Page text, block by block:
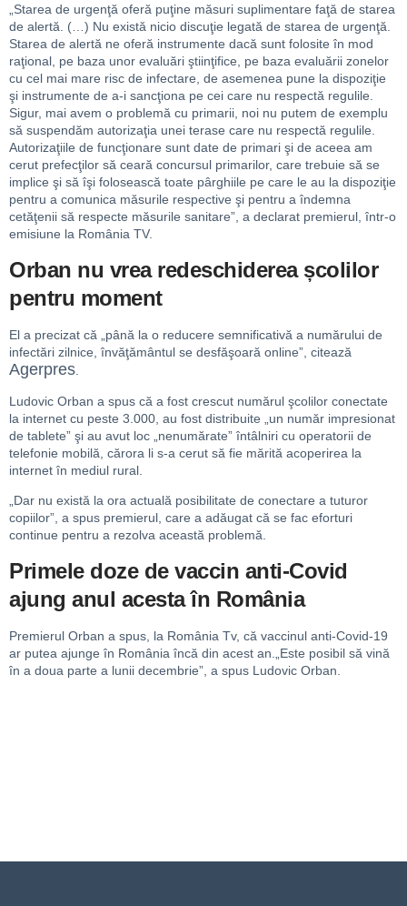
„Starea de urgenţă oferă puţine măsuri suplimentare faţă de starea
de alertă. (…) Nu există nicio discuţie legată de starea de urgenţă.
Starea de alertă ne oferă instrumente dacă sunt folosite în mod
raţional, pe baza unor evaluări ştiinţifice, pe baza evaluării zonelor
cu cel mai mare risc de infectare, de asemenea pune la dispoziţie
şi instrumente de a-i sancţiona pe cei care nu respectă regulile.
Sigur, mai avem o problemă cu primarii, noi nu putem de exemplu
să suspendăm autorizaţia unei terase care nu respectă regulile.
Autorizaţiile de funcţionare sunt date de primari şi de aceea am
cerut prefecţilor să ceară concursul primarilor, care trebuie să se
implice şi să îşi folosească toate pârghiile pe care le au la dispoziţie
pentru a comunica măsurile respective şi pentru a îndemna
cetăţenii să respecte măsurile sanitare”, a declarat premierul, într-o
emisiune la România TV.
Orban nu vrea redeschiderea școlilor
pentru moment
El a precizat că „până la o reducere semnificativă a numărului de
infectări zilnice, învăţământul se desfăşoară online”, citează
Agerpres.
Ludovic Orban a spus că a fost crescut numărul şcolilor conectate
la internet cu peste 3.000, au fost distribuite „un număr impresionat
de tablete” şi au avut loc „nenumărate” întâlniri cu operatorii de
telefonie mobilă, cărora li s-a cerut să fie mărită acoperirea la
internet în mediul rural.
„Dar nu există la ora actuală posibilitate de conectare a tuturor
copiilor”, a spus premierul, care a adăugat că se fac eforturi
continue pentru a rezolva această problemă.
Primele doze de vaccin anti-Covid
ajung anul acesta în România
Premierul Orban a spus, la România Tv, că vaccinul anti-Covid-19
ar putea ajunge în România încă din acest an.„Este posibil să vină
în a doua parte a lunii decembrie”, a spus Ludovic Orban.